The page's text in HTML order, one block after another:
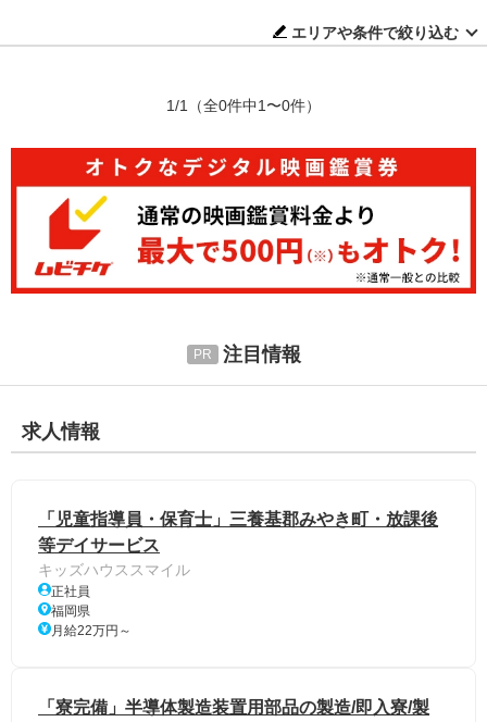
エリアや条件で絞り込む
1/1 （全0件中1〜0件）
注目情報
求人情報
「児童指導員・保育士」三養基郡みやき町・放課後
等デイサービス
キッズハウススマイル
正社員
福岡県
月給22万円～
「寮完備」半導体製造装置用部品の製造/即入寮/製